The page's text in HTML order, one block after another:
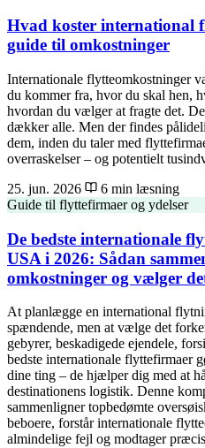
Hvad koster international
guide til omkostninger
Internationale flytteomkostninger
du kommer fra, hvor du skal hen,
hvordan du vælger at fragte det.
dækker alle. Men der findes
dem, inden du taler med
overraskelser – og potentielt
25. jun. 2026
6 min læsning
Guide til flyttefirmaer og ydelser
De bedste internationale
USA i 2026: Sådan
omkostninger og vælger
At planlægge en international
spændende, men at vælge det
gebyrer, beskadigede ejendele,
bedste internationale flyttefirmaer
dine ting – de hjælper dig med at
destinationens logistik. Denne
sammenligner topbedømte
beboere, forstår internationale
almindelige fejl og modtager